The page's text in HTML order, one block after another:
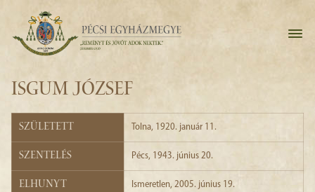
ISGUM JÓZSEF
Született Tolna, 1920. január 11.
Szentelés Pécs, 1943. június 20.
Elhunyt Ismeretlen, 2005. június 19.